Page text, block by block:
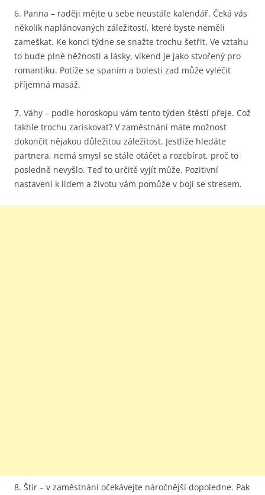
6. Panna – raději mějte u sebe neustále kalendář. Čeká vás
několik naplánovaných záležitostí, které byste neměli
zameškat. Ke konci týdne se snažte trochu šetřit. Ve vztahu
to bude plné něžnosti a lásky, víkend je jako stvořený pro
romantiku. Potíže se spaním a bolesti zad může vyléčit
příjemná masáž.
7. Váhy – podle horoskopu vám tento týden štěstí přeje. Což
takhle trochu zariskovat? V zaměstnání máte možnost
dokončit nějakou důležitou záležitost. Jestliže hledáte
partnera, nemá smysl se stále otáčet a rozebírat, proč to
posledně nevyšlo. Teď to určitě vyjít může. Pozitivní
nastavení k lidem a životu vám pomůže v boji se stresem.
8. Štír – v zaměstnání očekávejte náročnější dopoledne. Pak